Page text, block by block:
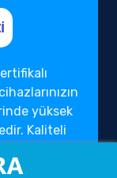
yüksek
Kaliteli
ve
yıllardır